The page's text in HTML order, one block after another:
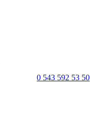
0 543 592 53 50